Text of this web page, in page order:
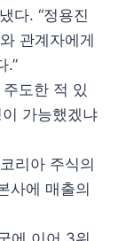
다. “정용진
관계자에게
.”
주도한 적 있
가능했겠냐
리아 주식의
사에 매출의